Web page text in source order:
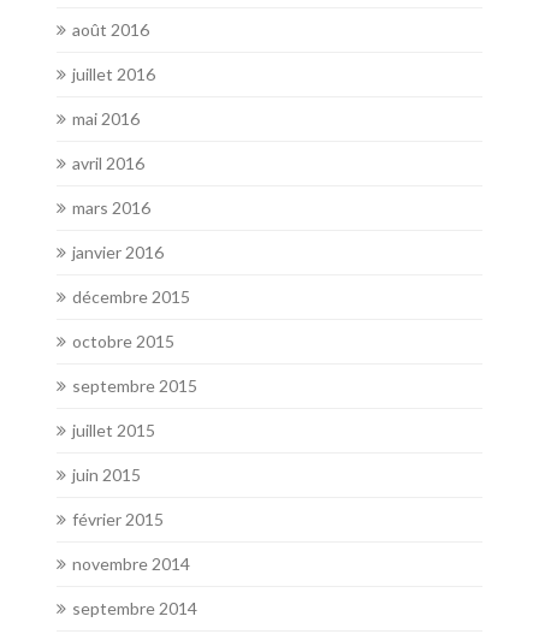
août 2016
juillet 2016
mai 2016
avril 2016
mars 2016
janvier 2016
décembre 2015
octobre 2015
septembre 2015
juillet 2015
juin 2015
février 2015
novembre 2014
septembre 2014